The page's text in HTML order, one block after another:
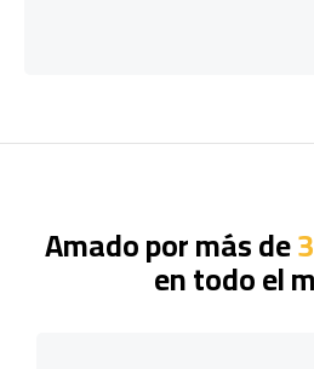
Amado por más de
en todo el